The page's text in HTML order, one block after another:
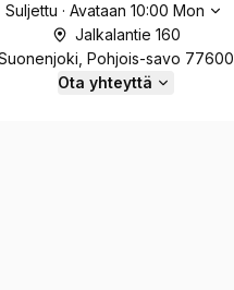
Suljettu · Avataan 10:00 Mon
Jalkalantie 160
Pohjois-savo 77600
Ota yhteyttä